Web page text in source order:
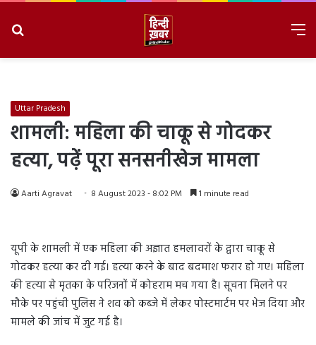
Uttar Pradesh
शामली: महिला की चाकू से गोदकर
हत्या, पढ़ें पूरा सनसनीखेज मामला
Aarti Agravat 8 August 2023 - 8:02 PM 1 minute read
यूपी के शामली में एक महिला की अज्ञात हमलावरों के द्वारा चाकू से
गोदकर हत्या कर दी गई। हत्या करने के बाद बदमाश फरार हो गए। महिला
की हत्या से मृतका के परिजनों में कोहराम मच गया है। सूचना मिलने पर
मौके पर पहुंची पुलिस ने शव को कब्जे में लेकर पोस्टमार्टम पर भेज दिया और
मामले की जांच में जुट गई है।